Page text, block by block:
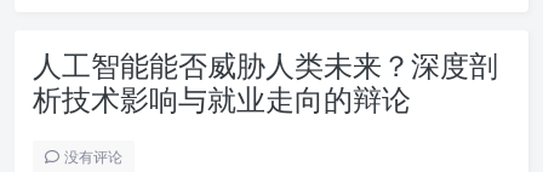
人工智能能否威胁人类未来？深度剖
析技术影响与就业走向的辩论
没有评论